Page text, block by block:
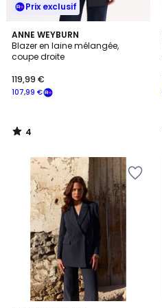
Prix exclusif
ANNE WEYBURN
Blazer en laine mélangée,
coupe droite
107,99 €
119,99 €
4
/
5
4
/